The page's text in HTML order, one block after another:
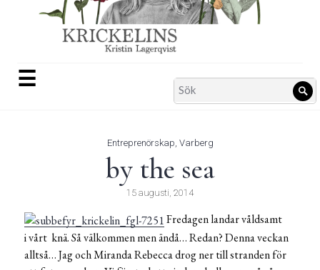
☰
Search
for:
Entreprenörskap, Varberg
by the sea
15 augusti, 2014
Fredagen landar våldsamt
i vårt knä. Så välkommen men ändå… Redan? Denna veckan
alltså… Jag och Miranda Rebecca drog ner till stranden för